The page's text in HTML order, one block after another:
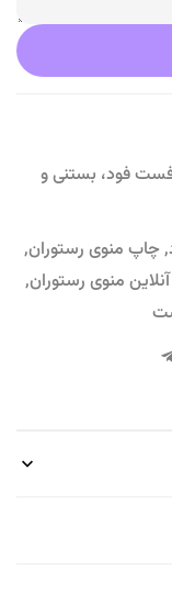
فود، بستنی و
,چاپ منوی رستوران,
منوی رستوران,